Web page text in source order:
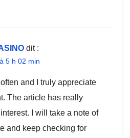
dit :
5 h 02 min
often and I truly appreciate
The article has really
I will take a note of
and keep checking for